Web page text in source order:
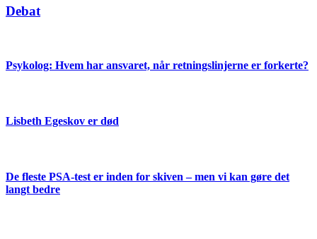
Debat
Psykolog: Hvem har ansvaret, når retningslinjerne er forkerte?
Lisbeth Egeskov er død
De fleste PSA-test er inden for skiven – men vi kan gøre det
langt bedre